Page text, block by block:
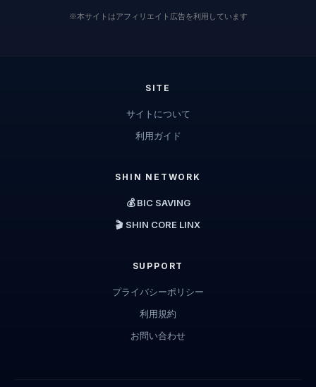
※本サイトはアフィリエイト広告を利用しています
SITE
サイトについて
利用ガイド
SHIN NETWORK
💰 BIC SAVING
🎬 SHIN CORE LINX
SUPPORT
プライバシーポリシー
利用規約
お問い合わせ